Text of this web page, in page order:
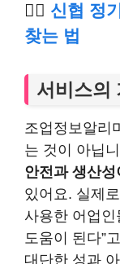
👉🏿 신협 정
찾는 법
서비스의
조업정보알리
는 것이 아닙
안전과 생산
있어요. 실제
사용한 어업인
도움이 된다”
대단한 성과